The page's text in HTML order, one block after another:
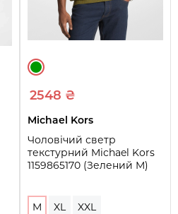
2548 ₴
Michael Kors
Чоловічий светр
текстурний Michael Kors
1159865170 (Зелений M)
M XL XXL